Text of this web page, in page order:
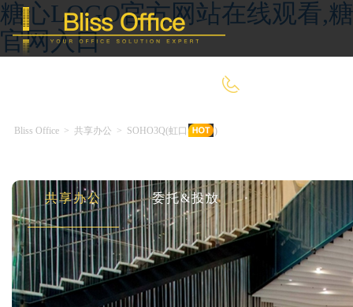
糖心LOGO官方网站在线观看,
官网入口
共享办公 委托&投放
Bliss Office > 共享办公 > SOHO3Q(虹口SOHO)